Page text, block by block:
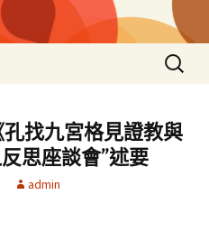
搜
尋
鍵
字:
找九宮格見證教與
思座談會”述要
admin